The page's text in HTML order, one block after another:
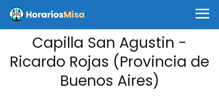
Capilla San Agustin -
Ricardo Rojas (Provincia de
Buenos Aires)